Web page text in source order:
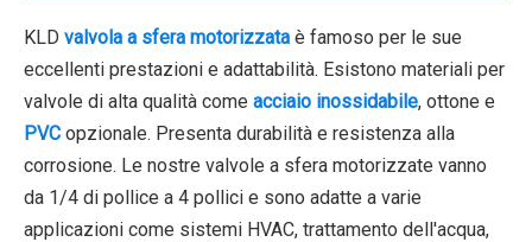
KLD valvola a sfera motorizzata è famoso per le sue
eccellenti prestazioni e adattabilità. Esistono materiali per
valvole di alta qualità come acciaio inossidabile, ottone e
PVC opzionale. Presenta durabilità e resistenza alla
corrosione. Le nostre valvole a sfera motorizzate vanno
da 1/4 di pollice a 4 pollici e sono adatte a varie
applicazioni come sistemi HVAC, trattamento dell'acqua,